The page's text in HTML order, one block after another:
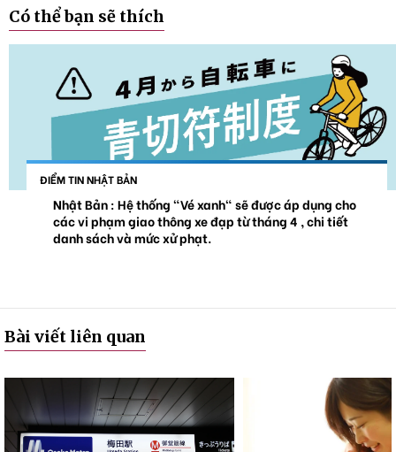
Có thể bạn sẽ thích
ĐIỂM TIN NHẬT BẢN
Nhật Bản : Hệ thống "Vé xanh" sẽ được áp dụng cho
các vi phạm giao thông xe đạp từ tháng 4 , chi tiết
danh sách và mức xử phạt.
Bài viết liên quan